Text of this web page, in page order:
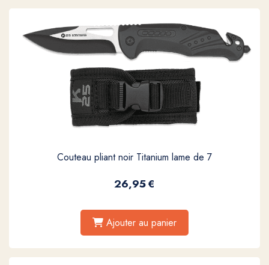
Couteau pliant noir Titanium lame de 7
26,95€
Ajouter au panier